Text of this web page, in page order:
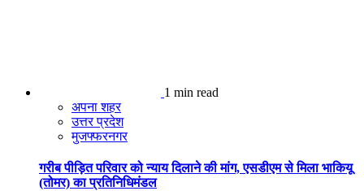
1 min read
अपना शहर
उत्तर प्रदेश
मुजफ्फरनगर
गरीब पीड़ित परिवार को न्याय दिलाने की मांग, एसडीएम से मिला भाकियू
(तोमर) का प्रतिनिधिमंडल